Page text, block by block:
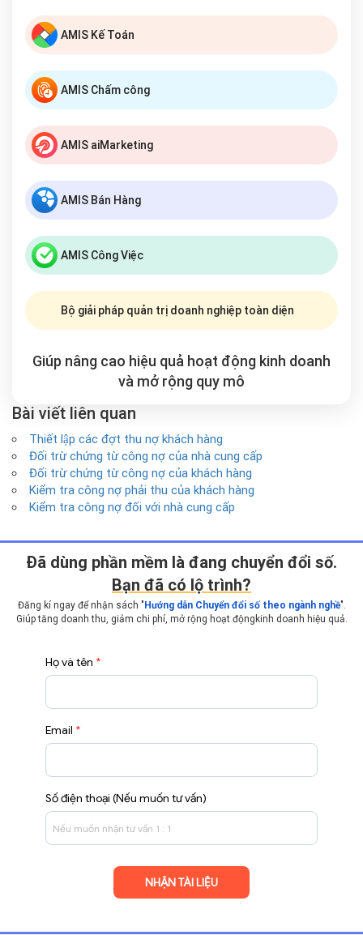
AMIS Kế Toán
AMIS Chấm công
AMIS aiMarketing
AMIS Bán Hàng
AMIS Công Việc
Bộ giải pháp quản trị doanh nghiệp toàn diện
Giúp nâng cao hiệu quả hoạt động kinh doanh
và mở rộng quy mô
Bài viết liên quan
Thiết lập các đợt thu nợ khách hàng
Đối trừ chứng từ công nợ của nhà cung cấp
Đối trừ chứng từ công nợ của khách hàng
Kiểm tra công nợ phải thu của khách hàng
Kiểm tra công nợ đối với nhà cung cấp
Ðã dùng phần mềm là đang chuyển đổi số.
Bạn đã có lộ trình?
Đăng kí ngay để nhận sách " Hướng dẫn Chuyển đổi số theo ngành nghề".
Giúp tăng doanh thu, giảm chi phí, mở rộng hoạt động kinh doanh hiệu quả.
Họ và tên *
Email *
Số điện thoại (Nếu muốn tư vấn)